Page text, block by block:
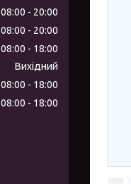
08:00 20:00
08:00 20:00
08:00 18:00
Вихідний
08:00 18:00
08:00 18:00